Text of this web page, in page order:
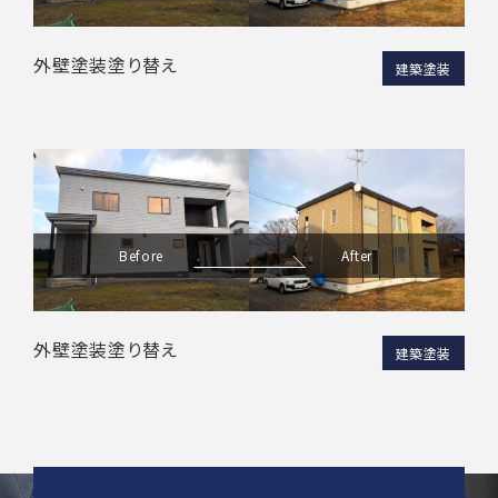
外壁塗装塗り替え 建築塗装
Before After
外壁塗装塗り替え 建築塗装